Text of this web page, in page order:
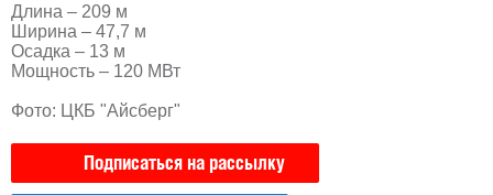
Длина – 209 м
Ширина – 47,7 м
Осадка – 13 м
Мощность – 120 МВт
Фото: ЦКБ "Айсберг"
Подписаться на рассылку